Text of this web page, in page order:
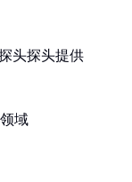
头探头提供
域